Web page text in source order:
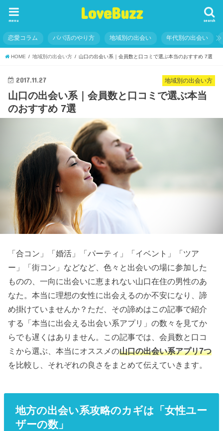
LoveBuzz search
menu
恋愛コラム パパ活のやり方 地域別の出会い 年代別の出会い
HOME 地域別の出会い方 山口の出会い系｜会員数と口コミで選ぶ本当のおすすめ 7選
地域別の出会い方
2017.11.27
山口の出会い系｜会員数と口コミで選ぶ本当
のおすすめ 7選
「合コン」「婚活」「パーティ」「イベント」「ツア
ー」「街コン」などなど、色々と出会いの場に参加した
ものの、一向に出会いに恵まれない山口在住の男性のあ
なた。本当に理想の女性に出会えるのか不安になり、諦
め掛けていませんか？ただ、その諦めはこの記事で紹介
する「本当に出会える出会い系アプリ」の数々を見てか
らでも遅くはありません。この記事では、会員数と口コ
ミから選ぶ、本当にオススメの山口の出会い系アプリ7つ
を比較し、それぞれの良さをまとめて伝えていきます。
地方の出会い系攻略のカギは「女性ユー
ザーの数」